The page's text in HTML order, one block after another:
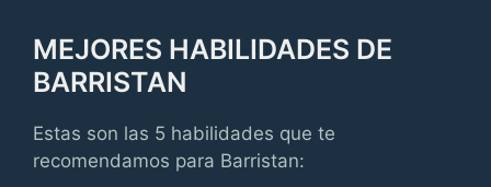
MEJORES HABILIDADES DE
BARRISTAN
Estas son las 5 habilidades que te
recomendamos para Barristan: